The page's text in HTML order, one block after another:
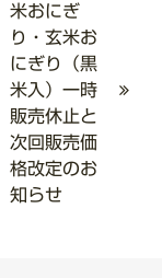
米おにぎ
り・玄米お
にぎり（黒
米入）一時
販売休止と
次回販売価
格改定のお
知らせ